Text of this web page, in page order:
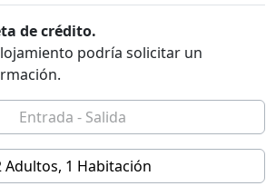
que aventurarse para realizar
por senderos naturales entre
torrentes en el fondo del valle,
impresionantes.
civilización campesina que aquí
en las ruinas de los pastos
en los caminos de
no sólo naturaleza sino
de crédito.
podría solicitar un
Adultos, 1 Habitación